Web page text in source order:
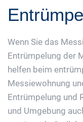
Wenn Sie das
Entrümpelung der
helfen beim
Messiewohnung
Entrümpelung und
und Umgebung